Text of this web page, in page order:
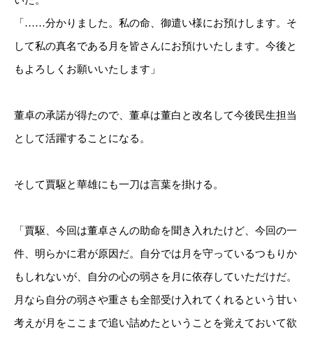
「……分かりました。私の命、御遣い様にお預けします。そ
して私の真名である月を皆さんにお預けいたします。今後と
もよろしくお願いいたします」
董卓の承諾が得たので、董卓は董白と改名して今後民生担当
として活躍することになる。
そして賈駆と華雄にも一刀は言葉を掛ける。
「賈駆、今回は董卓さんの助命を聞き入れたけど、今回の一
件、明らかに君が原因だ。自分では月を守っているつもりか
もしれないが、自分の心の弱さを月に依存していただけだ。
月なら自分の弱さや重さも全部受け入れてくれるという甘い
考えが月をここまで追い詰めたということを覚えておいて欲